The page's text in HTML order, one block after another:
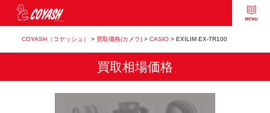
COYASH（コヤッシュ） > 買取価格(カメラ)> CASIO> EXILIM EX-TR100
買取相場価格